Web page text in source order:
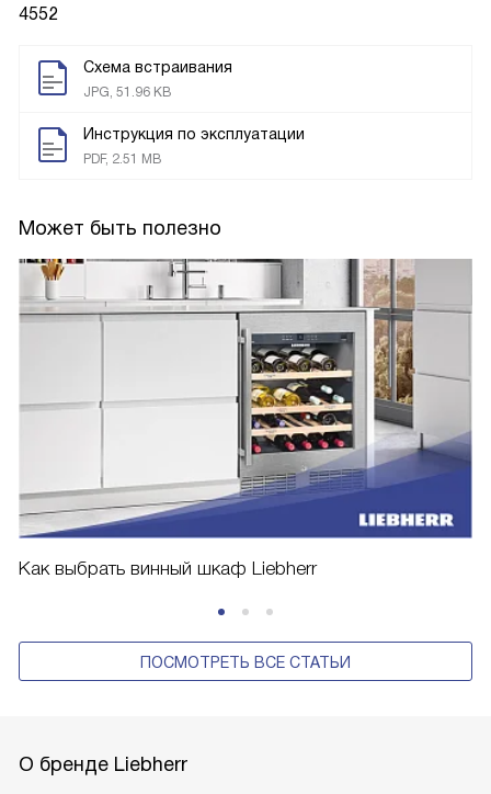
4552
Схема встраивания
JPG, 51.96 KB
Инструкция по эксплуатации
PDF, 2.51 MB
Может быть полезно
Как выбрать винный шкаф Liebherr
ПОСМОТРЕТЬ ВСЕ СТАТЬИ
О бренде Liebherr